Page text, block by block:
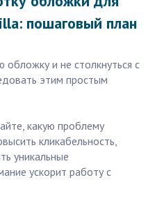
пошаговый план
обложку и не столкнуться с
этим простым
какую проблему
кликабельность,
уникальные
ускорит работу с